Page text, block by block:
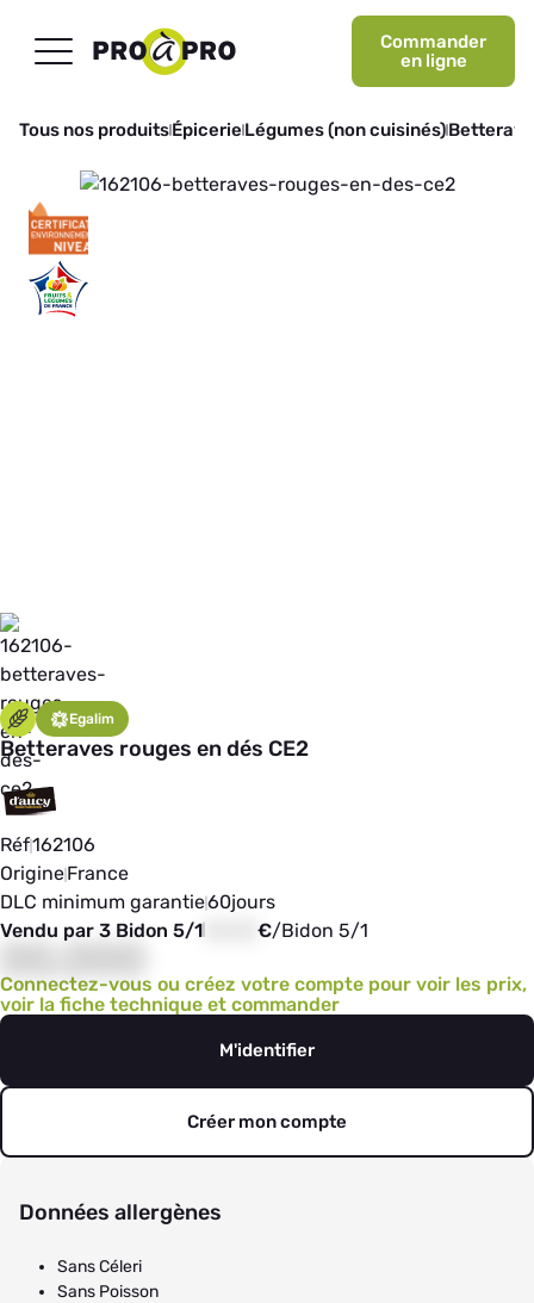
Commander
en ligne
Tous nos produitsÉpicerie Légumes (non cuisinés)
Egalim
Betteraves rouges en dés CE2
Réf162106
OrigineFrance
DLC minimum garantie60jours
Vendu par 3 Bidon 5/1
€/Bidon 5/1
Connectez-vous ou créez votre compte pour voir les prix,
voir la fiche technique et commander
M'identifier
Créer mon compte
Données allergènes
Sans Céleri
Sans Poisson